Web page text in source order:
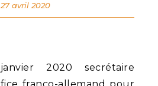
2020 secrétaire
avril 2020